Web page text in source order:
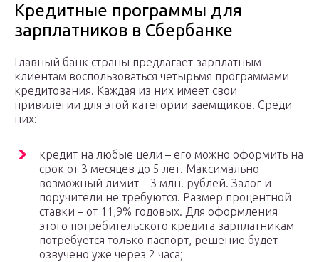
Кредитные программы для
зарплатников в Сбербанке
Главный банк страны предлагает зарплатным
клиентам воспользоваться четырьмя программами
кредитования. Каждая из них имеет свои
привилегии для этой категории заемщиков. Среди
них:
кредит на любые цели – его можно оформить на
срок от 3 месяцев до 5 лет. Максимально
возможный лимит – 3 млн. рублей. Залог и
поручители не требуются. Размер процентной
ставки – от 11,9% годовых. Для оформления
этого потребительского кредита зарплатникам
потребуется только паспорт, решение будет
озвучено уже через 2 часа;